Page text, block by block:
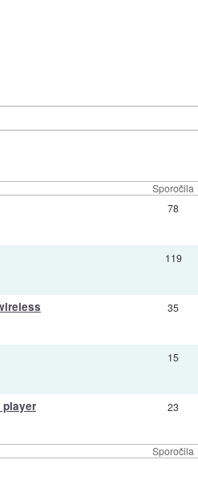
Sporočila
Sporočila
78
119
35
15
player 23